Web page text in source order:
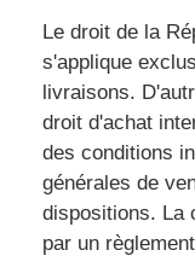
Le droit de la
s'applique
livraisons.
droit d'achat
des conditions
générales de
dispositions. La
par un